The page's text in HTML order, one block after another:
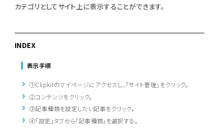
カテゴリとしてサイト上に表示することができます。
INDEX
表示手順
①Clipkitのマイページにアクセスし、「サイト管理」をクリック。
②コンテンツをクリック。
③記事種類を設定したい記事をクリック。
④「設定」タブから「記事種類」を選択する。